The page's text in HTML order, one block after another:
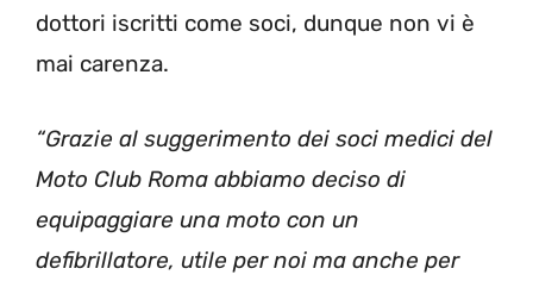
dottori iscritti come soci, dunque non vi è
mai carenza.
“Grazie al suggerimento dei soci medici del
Moto Club Roma abbiamo deciso di
equipaggiare una moto con un
defibrillatore, utile per noi ma anche per